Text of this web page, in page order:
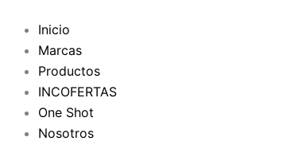
Inicio
Marcas
Productos
INCOFERTAS
One Shot
Nosotros